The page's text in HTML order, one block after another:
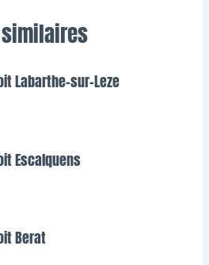
Labarthe-sur-Leze
Escalquens
Berat